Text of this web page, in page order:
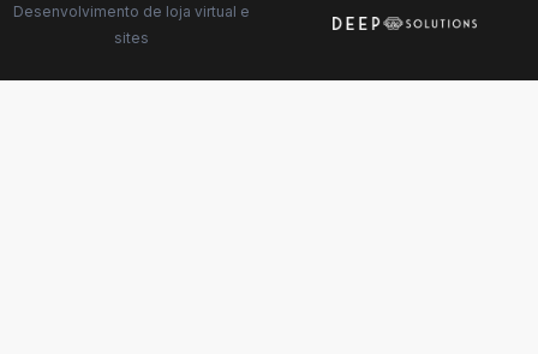
Desenvolvimento de loja virtual e
sites